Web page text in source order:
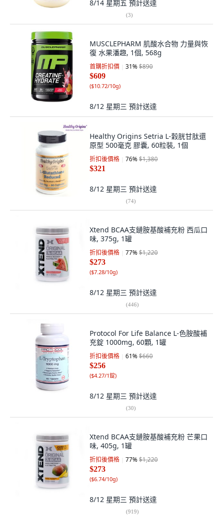
8/14 星期五 預計送達
(3)
MUSCLEPHARM 肌酸水合物 力量與恢
復 水果潘趣, 1個, 568g
首購折扣價 31%$890
$609
($10.72/10g)
8/12 星期三 預計送達
Healthy Origins Setria L-穀胱甘肽還
原型 500毫克 膠囊, 60粒裝, 1個
折扣後價格 76%$1,380
$321
8/12 星期三 預計送達
(74)
Xtend BCAA支鏈胺基酸補充粉 西瓜口
味, 375g, 1罐
折扣後價格 77%$1,220
$273
($7.28/10g)
8/12 星期三 預計送達
(446)
Protocol For Life Balance L-色胺酸補
充錠 1000mg, 60顆, 1罐
折扣後價格 61%$660
$256
($4.27/1錠)
8/12 星期三 預計送達
(30)
Xtend BCAA支鏈胺基酸補充粉 芒果口
味, 405g, 1罐
折扣後價格 77%$1,220
$273
($6.74/10g)
8/12 星期三 預計送達
(919)